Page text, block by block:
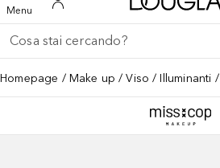
MenuApri menuAl Mio Account
Torna indietro
Esegui ricerca
Homepage Make up Viso Illuminanti